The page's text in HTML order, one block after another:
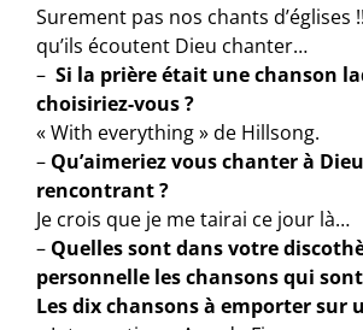
Surement pas nos chants d’églises
qu’ils écoutent Dieu chanter…
–Si la prière était une chanson
choisiriez-vous ?
« With everything » de Hillsong.
– Qu’aimeriez vous chanter à
rencontrant ?
Je crois que je me tairai ce jour là…
– Quelles sont dans votre
personnelle les chansons qui
Les dix chansons à emporter sur